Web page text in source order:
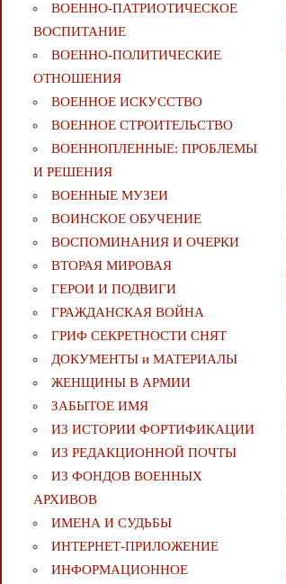
ВОЕННО-ПАТРИОТИЧЕСКОЕ
ВОСПИТАНИЕ
ВОЕННО-ПОЛИТИЧЕСКИE
ОТНОШЕНИЯ
ВОЕННОЕ ИСКУССТВО
ВОЕННОЕ СТРОИТЕЛЬСТВО
ВОЕННОПЛЕННЫЕ: ПРОБЛЕМЫ
И РЕШЕНИЯ
ВОЕННЫЕ МУЗЕИ
ВОИНСКОЕ ОБУЧЕНИЕ
ВОСПОМИНАНИЯ И ОЧЕРКИ
ВТОРАЯ МИРОВАЯ
ГЕРОИ И ПОДВИГИ
ГРАЖДАНСКАЯ ВОЙНА
ГРИФ СЕКРЕТНОСТИ СНЯТ
ДОКУМЕНТЫ и МАТЕРИАЛЫ
ЖЕНЩИНЫ В АРМИИ
ЗАБЫТОЕ ИМЯ
ИЗ ИСТОРИИ ФОРТИФИКАЦИИ
ИЗ РЕДАКЦИОННОЙ ПОЧТЫ
ИЗ ФОНДОВ ВОЕННЫХ
АРХИВОВ
ИМЕНА И СУДЬБЫ
ИНТЕРНЕТ-ПРИЛОЖЕНИЕ
ИНФОРМАЦИОННОЕ